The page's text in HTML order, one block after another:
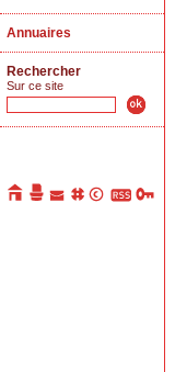
Annuaires
Rechercher
Sur ce site